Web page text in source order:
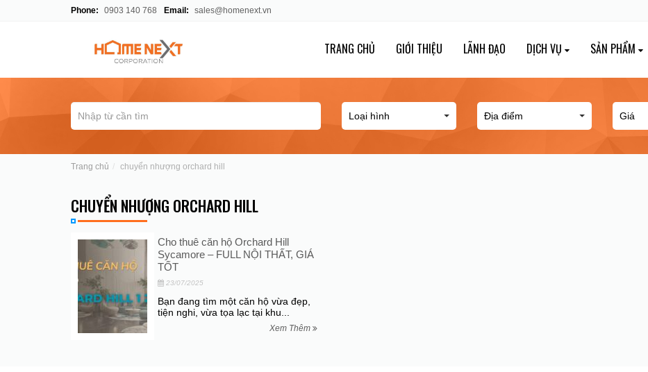
Phone: 0903 140 768 Email: sales@homenext.vn
TRANG CHỦ GIỚI THIỆU LÃNH ĐẠO DỊCH VỤ SẢN PHẨM
Trang chủ chuyển nhượng orchard hill
CHUYỂN NHƯỢNG ORCHARD HILL
Cho thuê căn hộ Orchard Hill
Sycamore – FULL NỘI THẤT, GIÁ
TỐT
23/07/2025
Bạn đang tìm một căn hộ vừa đẹp,
tiện nghi, vừa tọa lạc tại khu...
Xem Thêm